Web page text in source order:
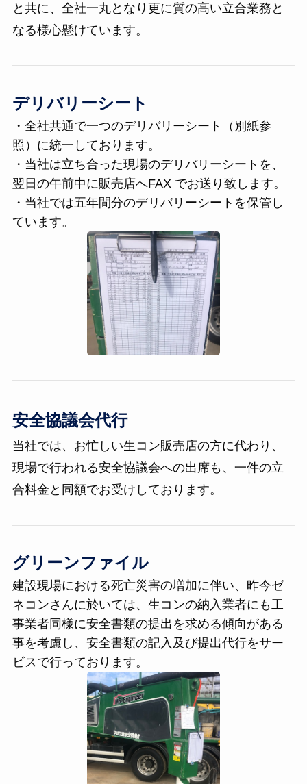
と共に、全社一丸となり更に質の高い立合業務と
なる様心懸けています。
デリバリーシート
・全社共通で一つのデリバリーシート（別紙参
照）に統一しております。
・当社は立ち合った現場のデリバリーシートを、
翌日の午前中に販売店へFAX でお送り致します。
・当社では五年間分のデリバリーシートを保管し
ています。
安全協議会代行
当社では、お忙しい生コン販売店の方に代わり、
現場で行われる安全協議会への出席も、一件の立
合料金と同額でお受けしております。
グリーンファイル
建設現場における死亡災害の増加に伴い、昨今ゼ
ネコンさんに於いては、生コンの納入業者にも工
事業者同様に安全書類の提出を求める傾向がある
事を考慮し、安全書類の記入及び提出代行をサー
ビスで行っております。